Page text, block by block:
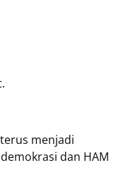
menjadi
dan HAM